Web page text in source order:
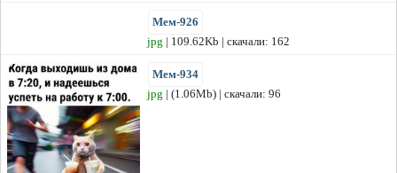
Мем-926
jpg | 109.62Kb | скачали: 162
Мем-934
jpg | (1.06Mb) | скачали: 96